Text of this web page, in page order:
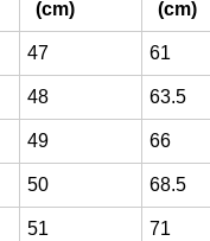
(cm)
(cm)
47 61
48 63.5
49 66
50 68.5
51 71